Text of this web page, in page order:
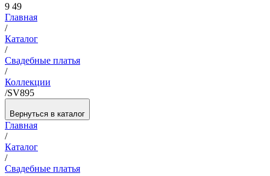
9 49
Главная
/
Каталог
/
Свадебные платья
/
Коллекции
/SV895
Вернуться в каталог
Главная
/
Каталог
/
Свадебные платья